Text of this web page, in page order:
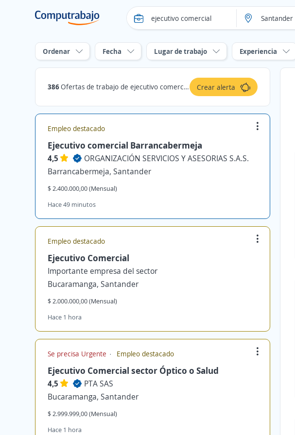
Ordenar Fecha Lugar de trabajo Experiencia
386Ofertas de trabajo de ejecutivo comercial en Santander Crear alerta
Empleo destacado
Ejecutivo comercial Barrancabermeja
4,5
ORGANIZACIÓN SERVICIOS Y ASESORIAS S.A.S.
Barrancabermeja, Santander
$ 2.400.000,00 (Mensual)
Hace 49 minutos
Empleo destacado
Ejecutivo Comercial
Importante empresa del sector
Bucaramanga, Santander
$ 2.000.000,00 (Mensual)
Hace 1 hora
Se precisa Urgente Empleo destacado
Ejecutivo Comercial sector Óptico o Salud
4,5
PTA SAS
Bucaramanga, Santander
$ 2.999.999,00 (Mensual)
Hace 1 hora